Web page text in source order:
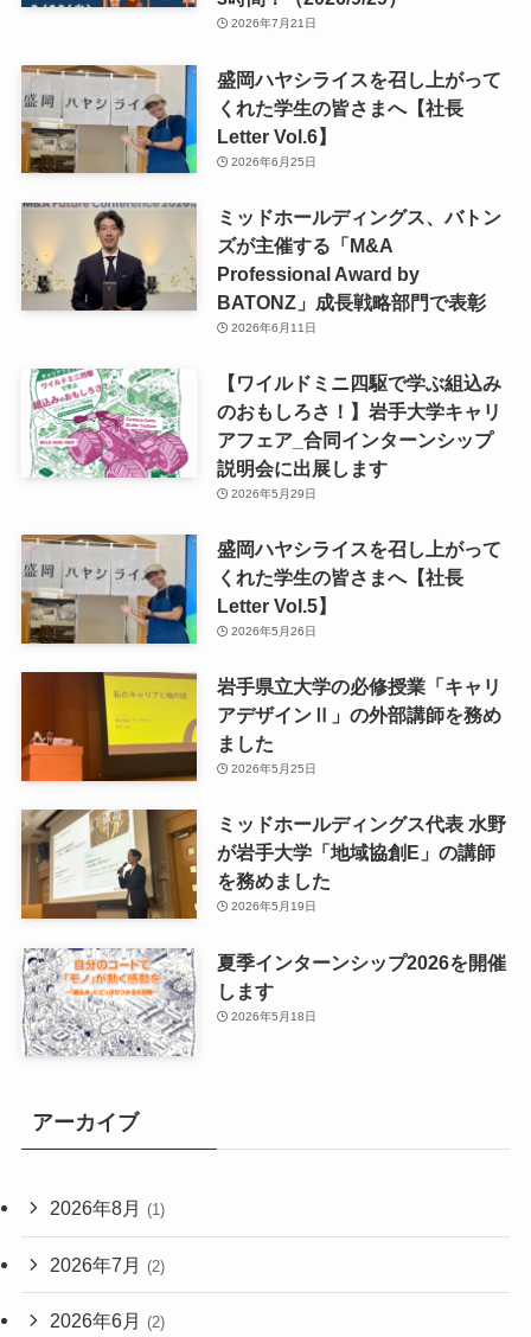
2026年7月21日
盛岡ハヤシライスを召し上がって
くれた学生の皆さまへ【社長
Letter Vol.6】
2026年6月25日
ミッドホールディングス、バトン
ズが主催する「M&A
Professional Award by
BATONZ」成長戦略部門で表彰
2026年6月11日
【ワイルドミニ四駆で学ぶ組込み
のおもしろさ！】岩手大学キャリ
アフェア_合同インターンシップ
説明会に出展します
2026年5月29日
盛岡ハヤシライスを召し上がって
くれた学生の皆さまへ【社長
Letter Vol.5】
2026年5月26日
岩手県立大学の必修授業「キャリ
アデザインⅡ」の外部講師を務め
ました
2026年5月25日
ミッドホールディングス代表 水野
が岩手大学「地域協創E」の講師
を務めました
2026年5月19日
夏季インターンシップ2026を開催
します
2026年5月18日
アーカイブ
2026年8月 (1)
2026年7月 (2)
2026年6月 (2)